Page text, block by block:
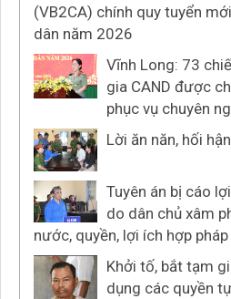
(VB2CA) chính quy tuyển
dân năm 2026
Vĩnh Long: 73
gia CAND được
phục vụ chuyên
Lời ăn năn, hối
Tuyên án bị cáo
do dân chủ xâm
nước, quyền, lợi ích hợp
Khởi tố, bắt tạm
dụng các quyền